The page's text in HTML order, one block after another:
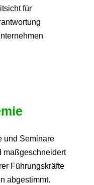
für
und Seminare
maßgeschneidert
Führungskräfte
abgestimmt.